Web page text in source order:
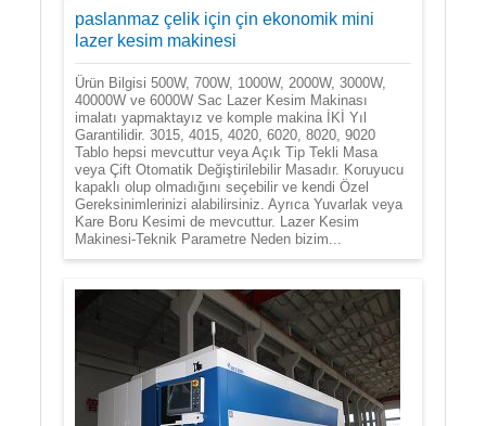
paslanmaz çelik için çin ekonomik mini
lazer kesim makinesi
Ürün Bilgisi 500W, 700W, 1000W, 2000W, 3000W,
40000W ve 6000W Sac Lazer Kesim Makinası
imalatı yapmaktayız ve komple makina İKİ Yıl
Garantilidir. 3015, 4015, 4020, 6020, 8020, 9020
Tablo hepsi mevcuttur veya Açık Tip Tekli Masa
veya Çift Otomatik Değiştirilebilir Masadır. Koruyucu
kapaklı olup olmadığını seçebilir ve kendi Özel
Gereksinimlerinizi alabilirsiniz. Ayrıca Yuvarlak veya
Kare Boru Kesimi de mevcuttur. Lazer Kesim
Makinesi-Teknik Parametre Neden bizim...